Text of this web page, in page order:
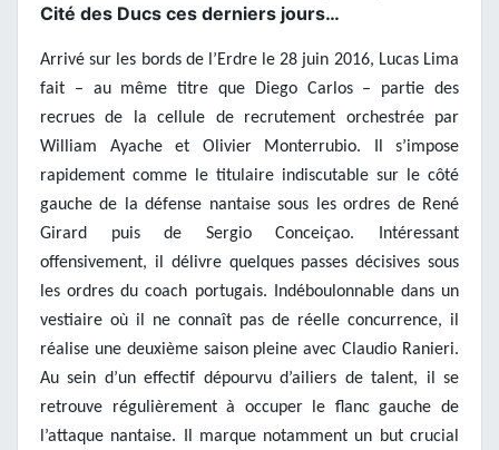
Cité des Ducs ces derniers jours…
Arrivé sur les bords de l’Erdre le 28 juin 2016, Lucas Lima
fait – au même titre que Diego Carlos – partie des
recrues de la cellule de recrutement orchestrée par
William Ayache et Olivier Monterrubio. Il s’impose
rapidement comme le titulaire indiscutable sur le côté
gauche de la défense nantaise sous les ordres de René
Girard puis de Sergio Conceiçao. Intéressant
offensivement, il délivre quelques passes décisives sous
les ordres du coach portugais. Indéboulonnable dans un
vestiaire où il ne connaît pas de réelle concurrence, il
réalise une deuxième saison pleine avec Claudio Ranieri.
Au sein d’un effectif dépourvu d’ailiers de talent, il se
retrouve régulièrement à occuper le flanc gauche de
l’attaque nantaise. Il marque notamment un but crucial